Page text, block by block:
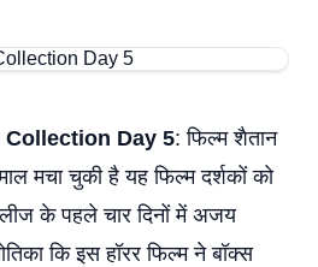
Day 5: फिल्म शैतान
मचा चुकी है यह फिल्म दर्शकों को
के पहले चार दिनों में अजय
कि इस हॉरर फिल्म ने बॉक्स